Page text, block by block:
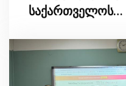
საქართველოს
ისაუბრა